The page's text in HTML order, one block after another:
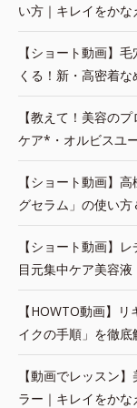
い方｜キレイをか
【ショート動画】
くる！新・高密着
【教えて！美容の
ケア*・オルビスユ
【ショート動画】
グセラム」の使い方
【ショート動画】
目元集中ケア美容
【HOWTO動画】
イクの手順」を徹底
【動画でレッスン
ラー｜キレイをか